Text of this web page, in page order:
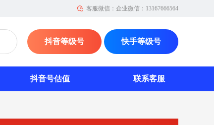
客服微信：企业微信：13167666564
抖音等级号 快手等级号
抖音号估值 联系客服